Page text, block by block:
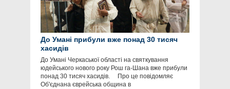
До Умані прибули вже понад 30 тисяч
хасидів
До Умані Черкаської області на святкування
юдейського нового року Рош га-Шана вже прибули
понад 30 тисяч хасидів. Про це повідомляє
Об'єднана єврейська община в